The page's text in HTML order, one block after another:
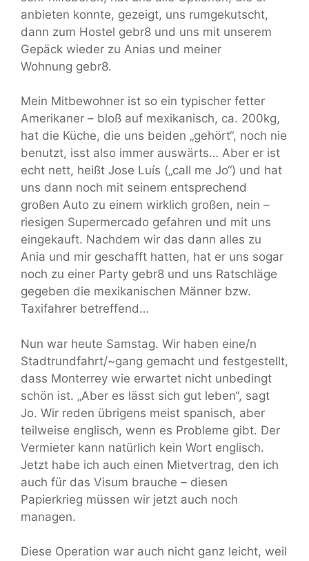
anbieten konnte, gezeigt, uns rumgekutscht,
dann zum Hostel gebr8 und uns mit unserem
Gepäck wieder zu Anias und meiner
Wohnung gebr8.
Mein Mitbewohner ist so ein typischer fetter
Amerikaner – bloß auf mexikanisch, ca. 200kg,
hat die Küche, die uns beiden „gehört“, noch nie
benutzt, isst also immer auswärts… Aber er ist
echt nett, heißt Jose Luís („call me Jo“) und hat
uns dann noch mit seinem entsprechend
großen Auto zu einem wirklich großen, nein –
riesigen Supermercado gefahren und mit uns
eingekauft. Nachdem wir das dann alles zu
Ania und mir geschafft hatten, hat er uns sogar
noch zu einer Party gebr8 und uns Ratschläge
gegeben die mexikanischen Männer bzw.
Taxifahrer betreffend…
Nun war heute Samstag. Wir haben eine/n
Stadtrundfahrt/~gang gemacht und festgestellt,
dass Monterrey wie erwartet nicht unbedingt
schön ist. „Aber es lässt sich gut leben“, sagt
Jo. Wir reden übrigens meist spanisch, aber
teilweise englisch, wenn es Probleme gibt. Der
Vermieter kann natürlich kein Wort englisch.
Jetzt habe ich auch einen Mietvertrag, den ich
auch für das Visum brauche – diesen
Papierkrieg müssen wir jetzt auch noch
managen.
Diese Operation war auch nicht ganz leicht, weil